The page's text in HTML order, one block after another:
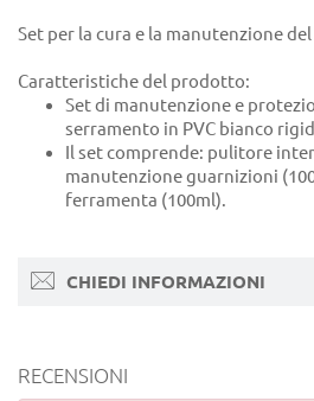
Set per la cura e la manutenzione
Caratteristiche del prodotto:
Set di manutenzione e
serramento in PVC bianco
Il set comprende: pulitore
manutenzione guarnizioni
ferramenta (100ml).
CHIEDI INFORMAZIONI
RECENSIONI